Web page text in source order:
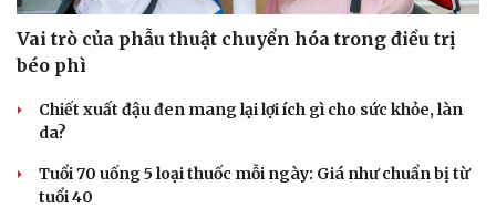
Săn Tour
check-in
Đọc truyện đêm khuya
Cửa sổ tình yêu
Vai trò của phẫu thuật chuyển hóa trong điều trị
béo phì
Chiết xuất đậu đen mang lại lợi ích gì cho sức khỏe, làn
da?
Tuổi 70 uống 5 loại thuốc mỗi ngày: Giá như chuẩn bị từ
tuổi 40